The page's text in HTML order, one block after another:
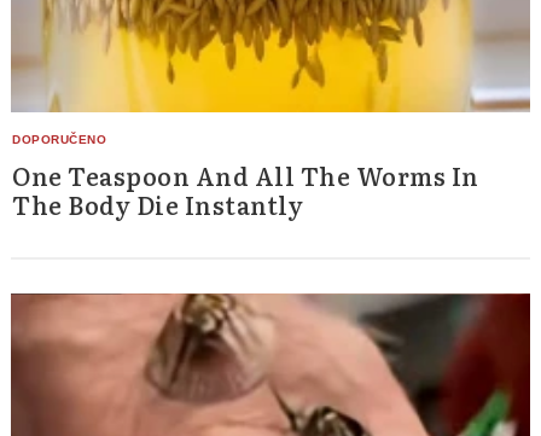
One Teaspoon And All The Worms In
The Body Die Instantly